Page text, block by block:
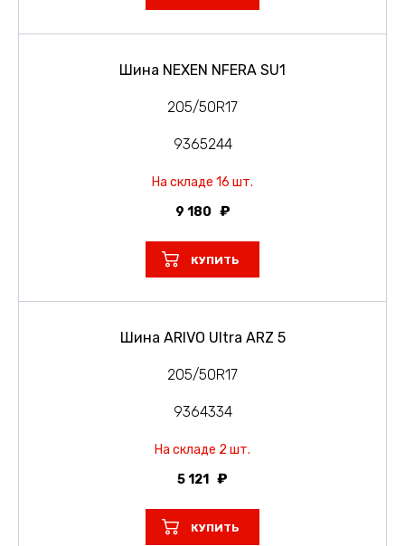
Шина NEXEN NFERA SU1
205/50R17
9365244
На складе 16 шт.
9 180
КУПИТЬ
Шина ARIVO Ultra ARZ 5
205/50R17
9364334
На складе 2 шт.
5 121
КУПИТЬ